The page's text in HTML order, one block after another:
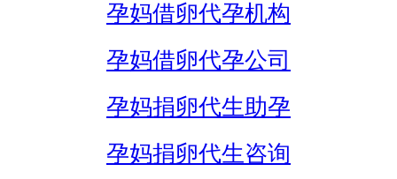
孕妈借卵代孕机构
孕妈借卵代孕公司
孕妈捐卵代生助孕
孕妈捐卵代生咨询